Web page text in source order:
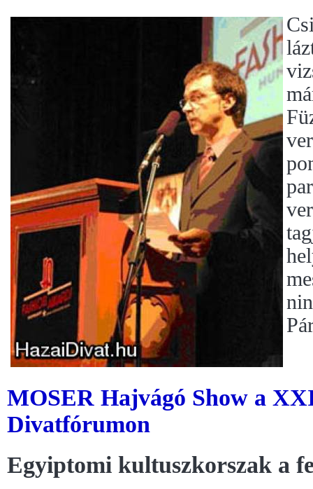
MOSER Hajvágó Show a
Divatfórumon
Egyiptomi kultuszkorszak a